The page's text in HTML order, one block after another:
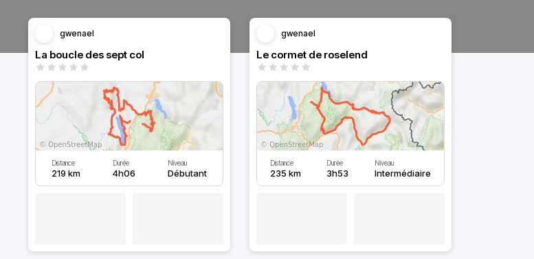
gwenael
La boucle des sept col
Distance
219 km
Durée
4h06
Niveau
Débutant
gwenael
Le cormet de roselend
Distance
235 km
Durée
3h53
Niveau
Intermédiaire